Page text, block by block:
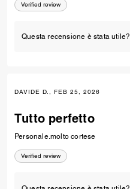
Verified review
Questa recensione è stata utile?
DAVIDE D., FEB 25, 2026
Tutto perfetto
Personale.molto cortese
Verified review